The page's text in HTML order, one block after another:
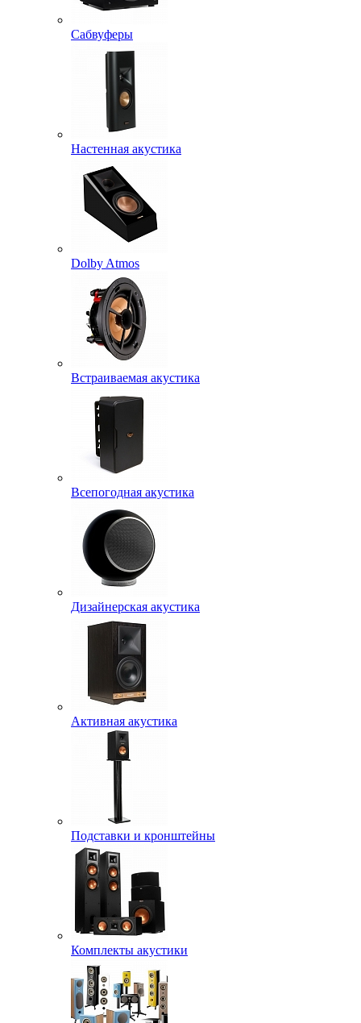
Сабвуферы
Настенная акустика
Dolby Atmos
Встраиваемая акустика
Всепогодная акустика
Дизайнерская акустика
Активная акустика
Подставки и кронштейны
Комплекты акустики